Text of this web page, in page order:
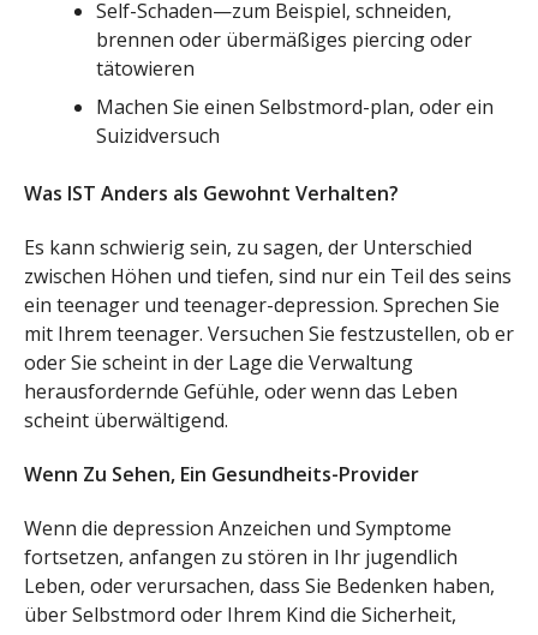
Self-Schaden—zum Beispiel, schneiden,
brennen oder übermäßiges piercing oder
tätowieren
Machen Sie einen Selbstmord-plan, oder ein
Suizidversuch
Was IST Anders als Gewohnt Verhalten?
Es kann schwierig sein, zu sagen, der Unterschied
zwischen Höhen und tiefen, sind nur ein Teil des seins
ein teenager und teenager-depression. Sprechen Sie
mit Ihrem teenager. Versuchen Sie festzustellen, ob er
oder Sie scheint in der Lage die Verwaltung
herausfordernde Gefühle, oder wenn das Leben
scheint überwältigend.
Wenn Zu Sehen, Ein Gesundheits-Provider
Wenn die depression Anzeichen und Symptome
fortsetzen, anfangen zu stören in Ihr jugendlich
Leben, oder verursachen, dass Sie Bedenken haben,
über Selbstmord oder Ihrem Kind die Sicherheit,